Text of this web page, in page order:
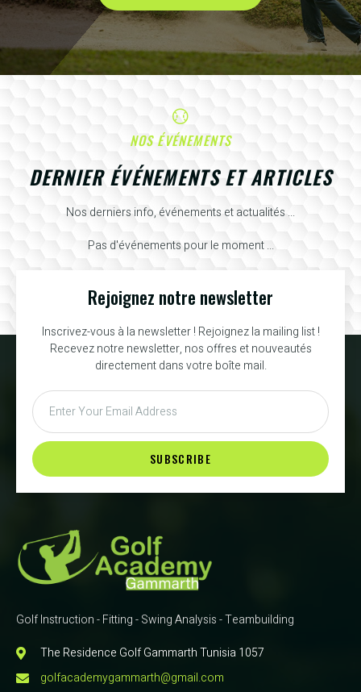
NOS ÉVÉNEMENTS
DERNIER ÉVÉNEMENTS ET ARTICLES
Nos derniers info, événements et actualités ...
Pas d'événements pour le moment ...
Rejoignez notre newsletter
Inscrivez-vous à la newsletter ! Rejoignez la mailing list !
Recevez notre newsletter, nos offres et nouveautés
directement dans votre boîte mail.
SUBSCRIBE
Golf Instruction - Fitting - Swing Analysis - Teambuilding
The Residence Golf Gammarth Tunisia 1057
golfacademygammarth@gmail.com